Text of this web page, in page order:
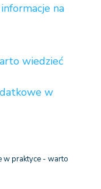
na
wiedzieć
w
w praktyce - warto